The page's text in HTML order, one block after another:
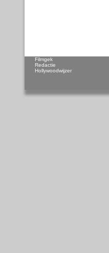
Filmgek
Redactie
Hollywoodwijzer